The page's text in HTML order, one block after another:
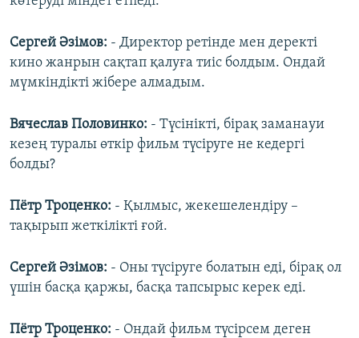
Сергей Әзімов: - Директор ретінде мен деректі
кино жанрын сақтап қалуға тиіс болдым. Ондай
мүмкіндікті жібере алмадым.
Вячеслав Половинко: - Түсінікті, бірақ заманауи
кезең туралы өткір фильм түсіруге не кедергі
болды?
Пётр Троценко: - Қылмыс, жекешелендіру –
тақырып жеткілікті ғой.
Сергей Әзімов: - Оны түсіруге болатын еді, бірақ ол
үшін басқа қаржы, басқа тапсырыс керек еді.
Пётр Троценко: - Ондай фильм түсірсем деген